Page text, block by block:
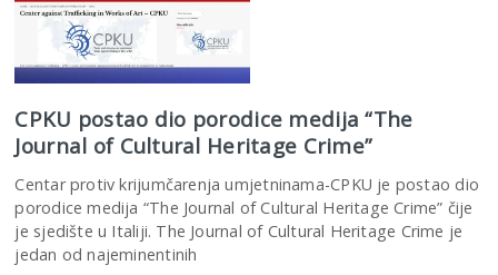
CPKU postao dio porodice medija “The
Journal of Cultural Heritage Crime”
Centar protiv krijumčarenja umjetninama-CPKU je postao dio
porodice medija “The Journal of Cultural Heritage Crime” čije
je sjedište u Italiji. The Journal of Cultural Heritage Crime je
jedan od najeminentinih